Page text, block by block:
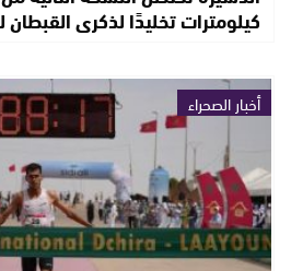
كيلومترات تخليدًا لذكرى
أخبار الصحراء